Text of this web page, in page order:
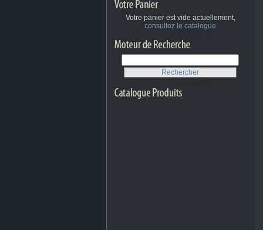
Votre panier est vide actuellement,
consultez le catalogue